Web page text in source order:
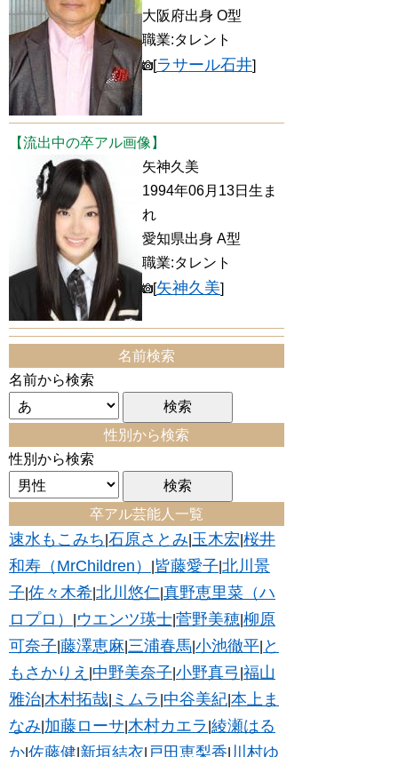
大阪府出身 O型
職業:タレント
[ラサール石井]
【流出中の卒アル画像】
矢神久美
1994年06月13日生ま
れ
愛知県出身 A型
職業:タレント
[矢神久美]
名前検索
名前から検索
性別から検索
性別から検索
卒アル芸能人一覧
速水もこみち 石原さとみ 玉木宏 桜井
和寿（MrChildren）
皆藤愛子 北川景
子 佐々木希 北川悠仁 真野恵里菜（ハ
ロプロ）
ウエンツ瑛士 菅野美穂 柳原
可奈子 藤澤恵麻 三浦春馬 小池徹平 と
もさかりえ 中野美奈子 小野真弓 福山
雅治 木村拓哉 ミムラ 中谷美紀 本上ま
なみ 加藤ローサ 木村カエラ 綾瀬はる
か 佐藤健 新垣結衣 戸田恵梨香 川村ゆ